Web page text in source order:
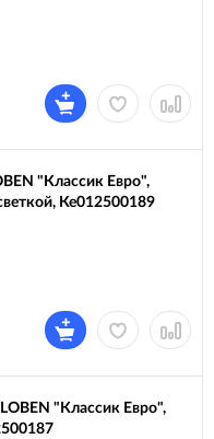
"Классик Евро",
Ке012500189
"Классик Евро",